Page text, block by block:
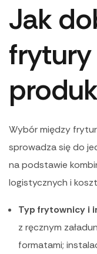
Jak
Wybór między
sprowadza się do
na podstawie
logistycznych i
Typ frytownicy i
z ręcznym
formatami;